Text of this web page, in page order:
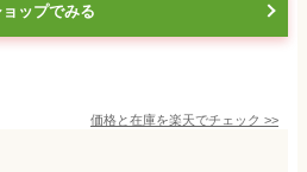
ョップでみる
価格と在庫を楽天でチェック >>